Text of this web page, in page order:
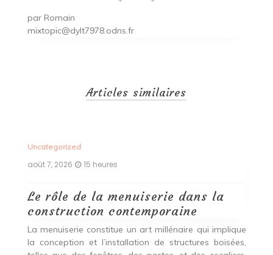
par Romain
mixtopic@dylt7978.odns.fr
Articles similaires
Uncategorized
août 7, 2026 15 heures
Le rôle de la menuiserie dans la
construction contemporaine
La menuiserie constitue un art millénaire qui implique
la conception et l’installation de structures boisées,